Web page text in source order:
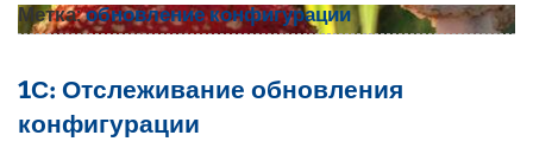
Метка:обновление конфигурации
1С: Отслеживание обновления
конфигурации